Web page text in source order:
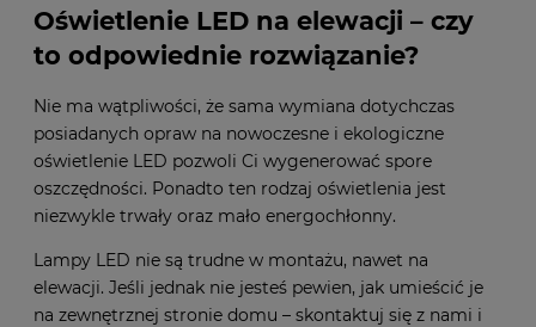
Oświetlenie LED na elewacji – czy
to odpowiednie rozwiązanie?
Nie ma wątpliwości, że sama wymiana dotychczas
posiadanych opraw na nowoczesne i ekologiczne
oświetlenie LED pozwoli Ci wygenerować spore
oszczędności. Ponadto ten rodzaj oświetlenia jest
niezwykle trwały oraz mało energochłonny.
Lampy LED nie są trudne w montażu, nawet na
elewacji. Jeśli jednak nie jesteś pewien, jak umieścić je
na zewnętrznej stronie domu – skontaktuj się z nami i